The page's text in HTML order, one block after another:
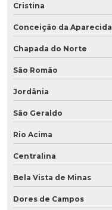
Cristina
Conceição da Aparecida
Chapada do Norte
São Romão
Jordânia
São Geraldo
Rio Acima
Centralina
Bela Vista de Minas
Dores de Campos